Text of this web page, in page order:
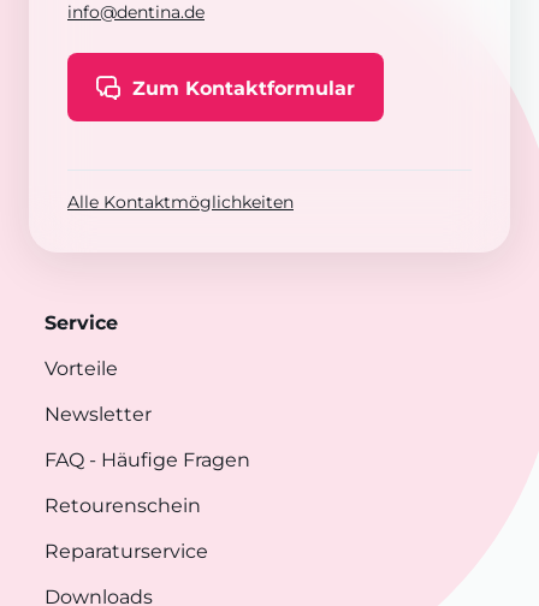
info@dentina.de
Zum Kontaktformular
Alle Kontaktmöglichkeiten
Service
Vorteile
Newsletter
FAQ - Häufige Fragen
Retourenschein
Reparaturservice
Downloads